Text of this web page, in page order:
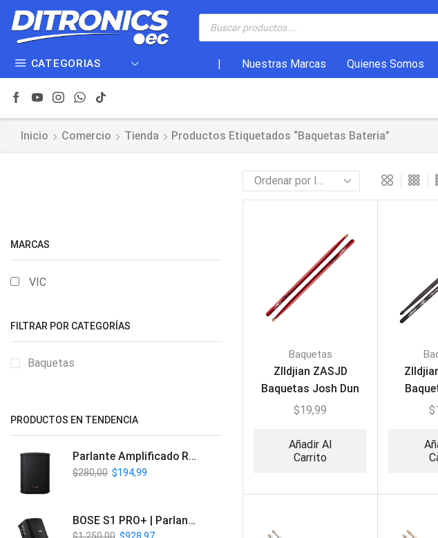
CATEGORIAS Nuestras Marcas Quienes Somos
Inicio Comercio Tienda Productos Etiquetados “baquetas Bateria”
Baquetas
ZIldjian ZASJD
Baquetas Josh Dun
Artist Series
$19,99
Añadir Al
Carrito
$
MARCAS
VIC
FILTRAR POR CATEGORÍAS
Baquetas
PRODUCTOS EN TENDENCIA
Parlante Amplificado Recargable BT | Italy Audio ITL-PRO11
$280,00 $194,99
BOSE S1 PRO+ | Parlante Profesional PA Inalámbrico